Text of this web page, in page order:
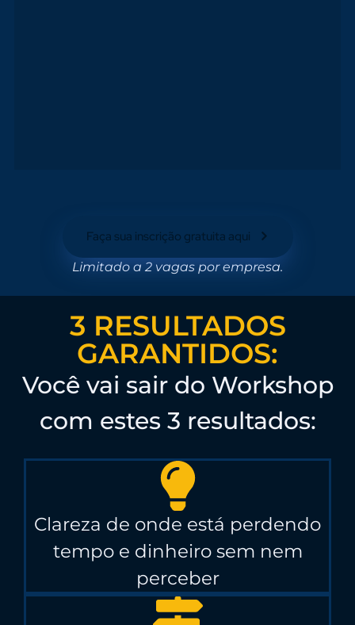
Faça sua inscrição gratuita aqui
Limitado a 2 vagas por empresa.
3 RESULTADOS
GARANTIDOS:
Você vai sair do Workshop
com estes 3 resultados:
Clareza de onde está perdendo
tempo e dinheiro sem nem
perceber